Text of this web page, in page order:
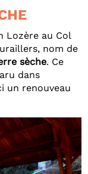
Lozère au Col
nom de
sèche. Ce
dans
un renouveau